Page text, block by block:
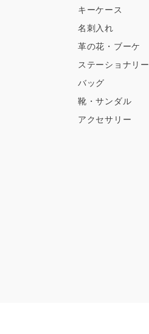
キーケース
名刺入れ
革の花・ブーケ
ステーショナリー
バッグ
靴・サンダル
アクセサリー